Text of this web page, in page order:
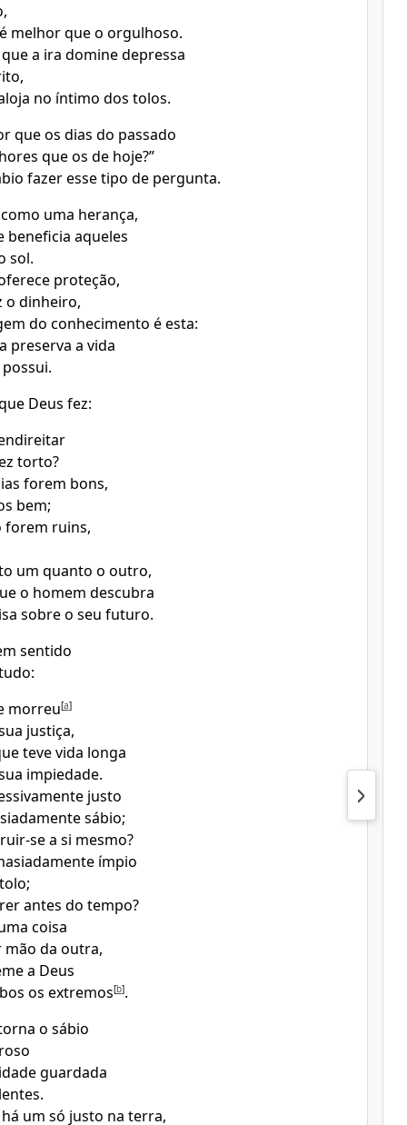
melhor que o orgulhoso.
a ira domine depressa
no íntimo dos tolos.
que os dias do passado
que os de hoje?”
fazer esse tipo de pergunta.
uma herança,
beneficia aqueles
sol.
proteção,
o dinheiro,
do conhecimento é esta:
preserva a vida
Deus fez:
torto?
forem bons,
bem;
forem ruins,
um quanto o outro,
o homem descubra
sobre o seu futuro.
sentido
morreu[a]
justiça,
teve vida longa
impiedade.
justo
sábio;
se a si mesmo?
ímpio
antes do tempo?
coisa
mão da outra,
a Deus
os extremos[b].
o sábio
guardada
um só justo na terra,